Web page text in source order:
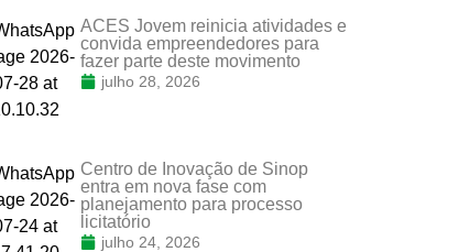
ACES Jovem reinicia atividades e
convida empreendedores para
fazer parte deste movimento
julho 28, 2026
Centro de Inovação de Sinop
entra em nova fase com
planejamento para processo
licitatório
julho 24, 2026